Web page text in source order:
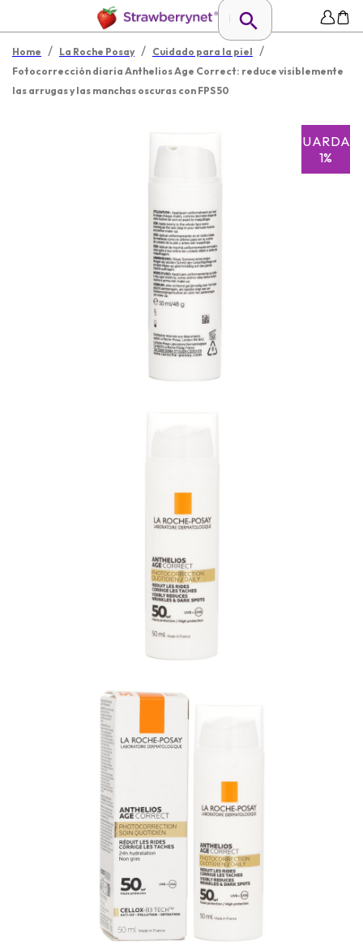
Home / La Roche Posay / Cuidado para la piel /
Fotocorrección diaria Anthelios Age Correct: reduce visiblemente
las arrugas y las manchas oscuras con FPS 50
GUARDAR
1%